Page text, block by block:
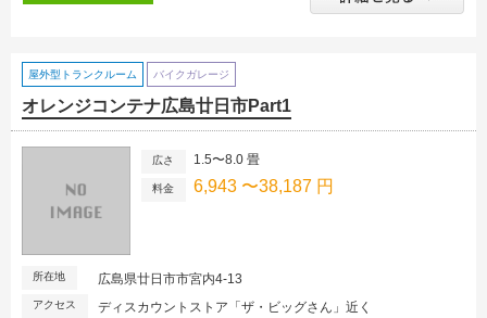
屋外型トランクルーム バイクガレージ
オレンジコンテナ広島廿日市Part1
広さ 1.5〜8.0 畳
料金 6,943 〜38,187 円
所在地 広島県廿日市市宮内4-13
アクセス ディスカウントストア「ザ・ビッグさん」近く